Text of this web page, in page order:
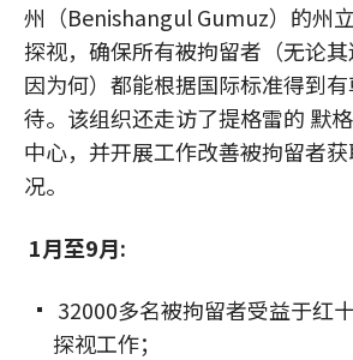
州（Benishangul Gumuz）的州
探视，确保所有被拘留者（无论
因为何）都能根据国际标准得到
待。该组织还走访了提格雷的 默
中心，并开展工作改善被拘留者
况。
1月至9月:
32000多名被拘留者受益于红
探视工作；